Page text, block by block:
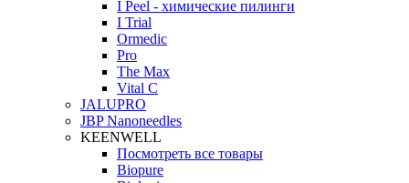
I Peel - химические пилинги
I Trial
Ormedic
Pro
The Max
Vital C
JALUPRO
JBP Nanoneedles
KEENWELL
Посмотреть все товары
Biopure